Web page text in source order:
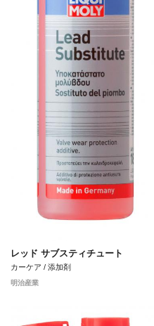
レッド サブスティチュート
カーケア / 添加剤
明治産業